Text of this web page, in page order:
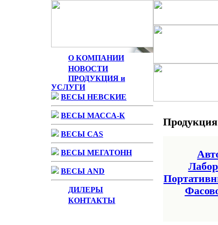
О КОМПАНИИ
НОВОСТИ
ПРОДУКЦИЯ и
УСЛУГИ
ВЕСЫ НЕВСКИЕ
ВЕСЫ МАССА-К
ВЕСЫ CAS
ВЕСЫ МЕГАТОНН
ВЕСЫ AND
ДИЛЕРЫ
КОНТАКТЫ